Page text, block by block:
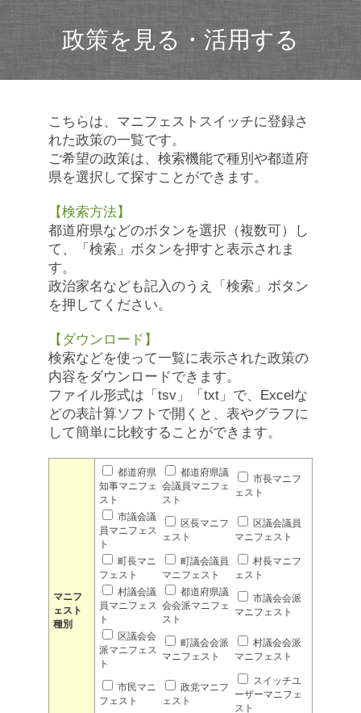
政策を見る・活用する
こちらは、マニフェストスイッチに登録さ
れた政策の一覧です。
ご希望の政策は、検索機能で種別や都道府
県を選択して探すことができます。
【検索方法】
都道府県などのボタンを選択（複数可）し
て、「検索」ボタンを押すと表示されま
す。
政治家名なども記入のうえ「検索」ボタン
を押してください。
【ダウンロード】
検索などを使って一覧に表示された政策の
内容をダウンロードできます。
ファイル形式は「tsv」「txt」で、Excelな
どの表計算ソフトで開くと、表やグラフに
して簡単に比較することができます。
マニフ
ェスト
種別
都道府県
知事マニフェ
スト
都道府県議
会議員マニフェ
スト
市長マニフ
ェスト
市議会議
員マニフェス
ト
区長マニフ
ェスト
区議会議員
マニフェスト
町長マニ
フェスト
町議会議員
マニフェスト
村長マニフ
ェスト
村議会議
員マニフェス
ト
都道府県議
会会派マニフェ
スト
市議会会派
マニフェスト
区議会会
派マニフェス
ト
町議会会派
マニフェスト
村議会会派
マニフェスト
市民マニ
フェスト
政党マニフ
ェスト
スイッチユ
ーザーマニフェ
スト